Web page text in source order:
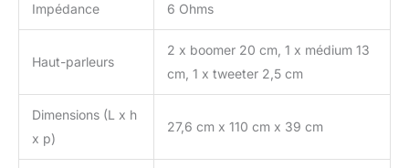
Impédance 6 Ohms
Haut-parleurs
2 x boomer 20 cm, 1 x médium 13
cm, 1 x tweeter 2,5 cm
Dimensions (L x h
x p)
27,6 cm x 110 cm x 39 cm